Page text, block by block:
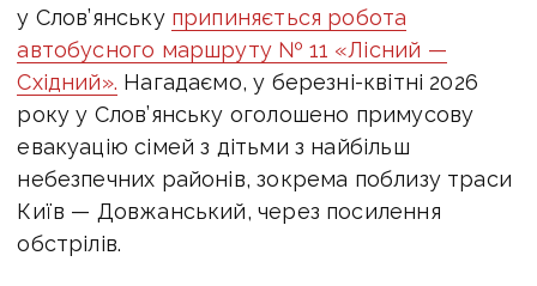
у Слов’янську припиняється робота
автобусного маршруту № 11 «Лісний —
Східний». Нагадаємо, у березні-квітні 2026
року у Слов’янську оголошено примусову
евакуацію сімей з дітьми з найбільш
небезпечних районів, зокрема поблизу траси
Київ — Довжанський, через посилення
обстрілів.